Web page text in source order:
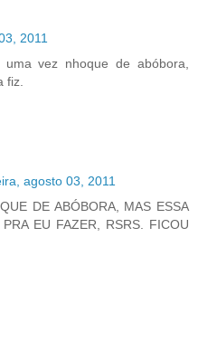
2011
vez nhoque de abóbora,
fiz.
agosto 03, 2011
DE ABÓBORA, MAS ESSA
EU FAZER, RSRS. FICOU